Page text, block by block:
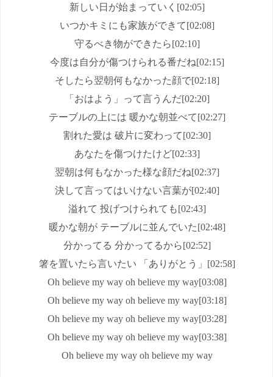
新しい日が始まっていく[02:05]
いつかキミにも家族ができて[02:08]
守るべき物ができたら[02:10]
今度は自分が傷つけられる番だね[02:15]
そしたら翌朝何もなかった顔で[02:18]
「おはよう」って言うんだ[02:20]
テーブルの上には 暖かな朝並べて[02:27]
割れた愛は 破片に変わって[02:30]
あなたを傷つけたけど[02:33]
翌朝は何もなかった様な顔だね[02:37]
決して言ってはいけない言葉が[02:40]
溢れて 投げつけられても[02:43]
暖かな朝が テーブルに並んでいた[02:48]
分かってる 分かってるから[02:52]
箸を置いたら言いたい 「ありがとう」[02:58]
Oh believe my way oh believe my way[03:08]
Oh believe my way oh believe my way[03:18]
Oh believe my way oh believe my way[03:28]
Oh believe my way oh believe my way[03:38]
Oh believe my way oh believe my way